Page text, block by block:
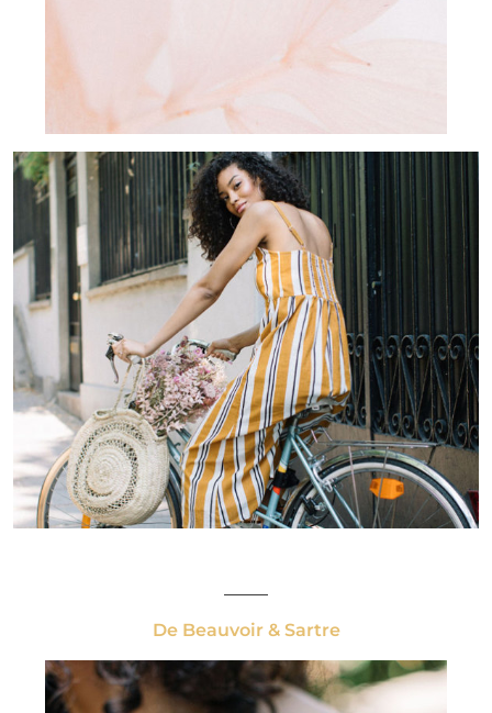
De Beauvoir & Sartre